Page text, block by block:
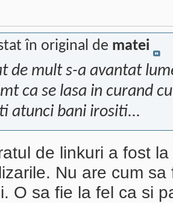
în original de matei
de mult s-a avantat
ca se lasa in curand
atunci bani irositi...
de linkuri a fost
Nu are cum
O sa fie la fel ca si